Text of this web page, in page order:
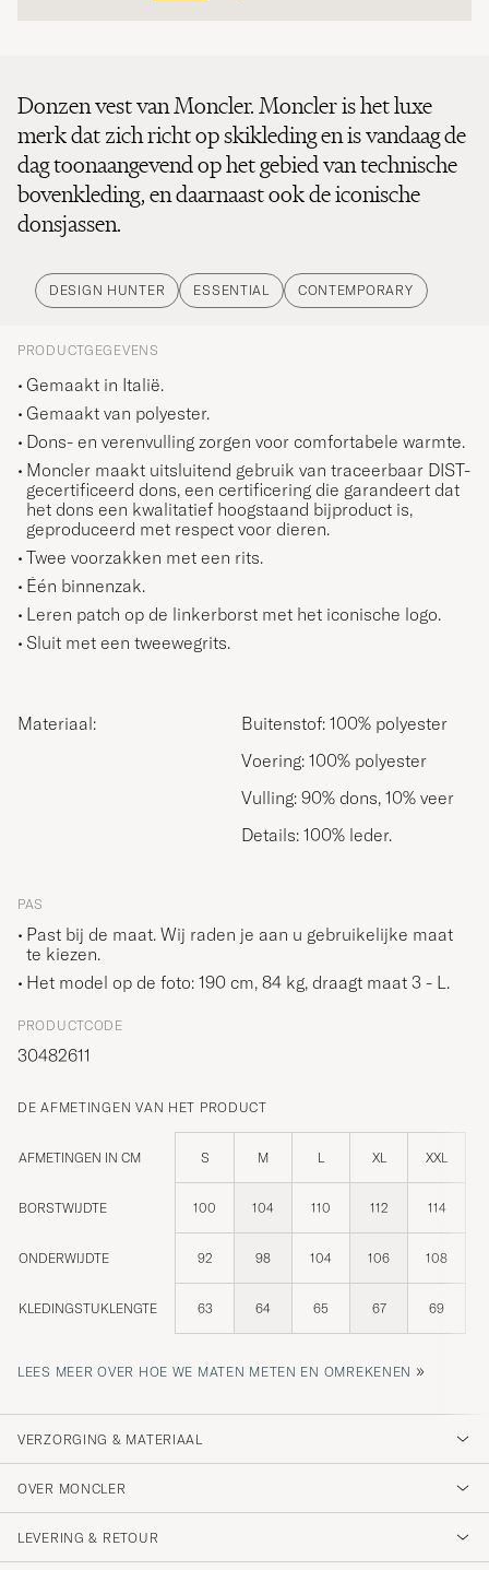
Donzen vest van Moncler. Moncler is het luxe
merk dat zich richt op skikleding en is vandaag de
dag toonaangevend op het gebied van technische
bovenkleding, en daarnaast ook de iconische
donsjassen.
DESIGN HUNTER ESSENTIAL CONTEMPORARY
PRODUCTGEGEVENS
Gemaakt in Italië.
Gemaakt van polyester.
Dons- en verenvulling zorgen voor comfortabele warmte.
Moncler maakt uitsluitend gebruik van traceerbaar DIST-
gecertificeerd dons, een certificering die garandeert dat
het dons een kwalitatief hoogstaand bijproduct is,
geproduceerd met respect voor dieren.
Twee voorzakken met een rits.
Één binnenzak.
Leren patch op de linkerborst met het iconische logo.
Sluit met een tweewegrits.
Materiaal:
Buitenstof: 100% polyester
Voering: 100% polyester
Vulling: 90% dons, 10% veer
Details: 100% leder.
PAS
Past bij de maat. Wij raden je aan u gebruikelijke maat
te kiezen.
Het model op de foto: 190 cm, 84 kg, draagt maat 3 - L .
PRODUCTCODE
30482611
DE AFMETINGEN VAN HET PRODUCT
AFMETINGEN IN CM S M L XL XXL
BORSTWIJDTE 100 104 110 112 114
ONDERWIJDTE 92 98 104 106 108
KLEDINGSTUKLENGTE 63 64 65 67 69
LEES MEER OVER HOE WE MATEN METEN EN OMREKENEN »
VERZORGING & MATERIAAL
OVER MONCLER
LEVERING & RETOUR